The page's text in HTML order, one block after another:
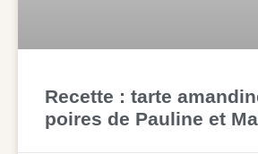
Recette : tarte
poires de Pauline et